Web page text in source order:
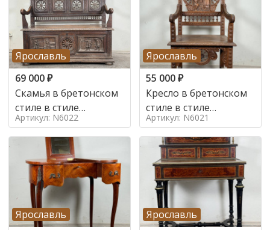
Ярославль
69 000₽
Скамья в бретонском
стиле в стиле
Артикул: N6022
Ярославль
55 000₽
Кресло в бретонском
стиле в стиле
Артикул: N6021
Ярославль
Ярославль